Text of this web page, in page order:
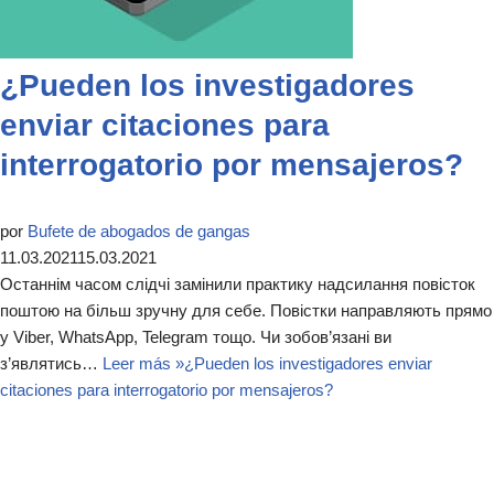
¿Pueden los investigadores
enviar citaciones para
interrogatorio por mensajeros?
por Bufete de abogados de gangas
11.03.202115.03.2021
Останнім часом слідчі замінили практику надсилання повісток
поштою на більш зручну для себе. Повістки направляють прямо
у Viber, WhatsApp, Telegram тощо. Чи зобов’язані ви
з’являтись… Leer más »¿Pueden los investigadores enviar
citaciones para interrogatorio por mensajeros?